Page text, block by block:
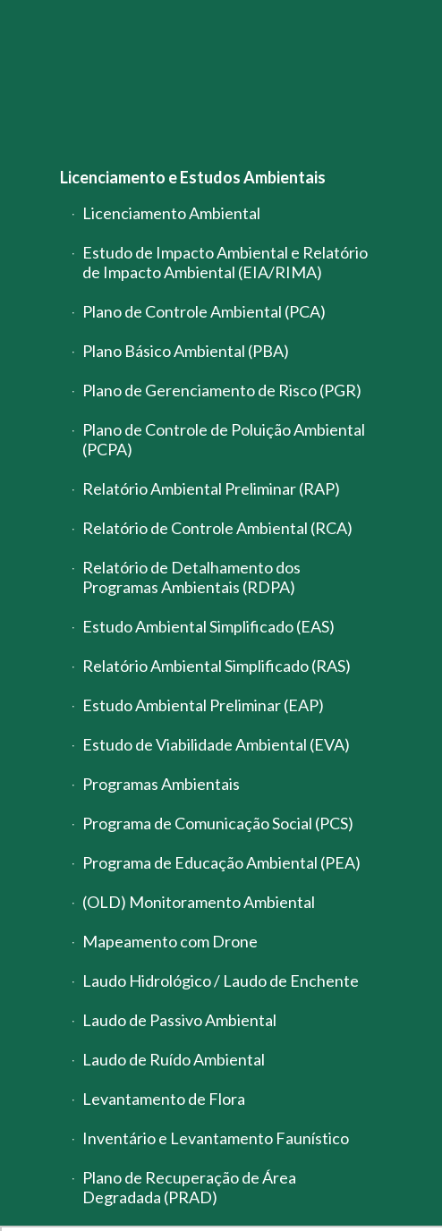
Licenciamento e Estudos Ambientais
Licenciamento Ambiental
Estudo de Impacto Ambiental e Relatório
de Impacto Ambiental (EIA/RIMA)
Plano de Controle Ambiental (PCA)
Plano Básico Ambiental (PBA)
Plano de Gerenciamento de Risco (PGR)
Plano de Controle de Poluição Ambiental
(PCPA)
Relatório Ambiental Preliminar (RAP)
Relatório de Controle Ambiental (RCA)
Relatório de Detalhamento dos
Programas Ambientais (RDPA)
Estudo Ambiental Simplificado (EAS)
Relatório Ambiental Simplificado (RAS)
Estudo Ambiental Preliminar (EAP)
Estudo de Viabilidade Ambiental (EVA)
Programas Ambientais
Programa de Comunicação Social (PCS)
Programa de Educação Ambiental (PEA)
(OLD) Monitoramento Ambiental
Mapeamento com Drone
Laudo Hidrológico / Laudo de Enchente
Laudo de Passivo Ambiental
Laudo de Ruído Ambiental
Levantamento de Flora
Inventário e Levantamento Faunístico
Plano de Recuperação de Área
Degradada (PRAD)